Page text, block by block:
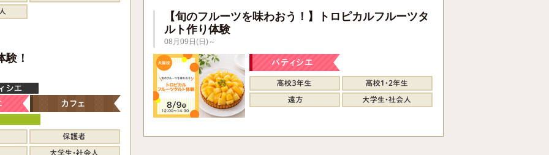
！
【旬のフルーツを味わおう！】トロピカルフルーツタ
ルト作り体験
08月09日(日)～